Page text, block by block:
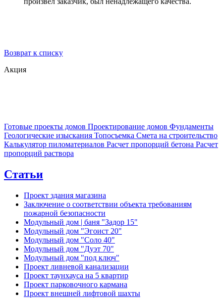
Возврат к списку
Акция
Готовые проекты домов Проектирование домов Фундаменты
Геологические изыскания Топосъемка Смета на строительство
Калькулятор пиломатериалов Расчет пропорций бетона Расчет
пропорций раствора
Статьи
Проект здания магазина
Заключение о соответствии объекта требованиям
пожарной безопасности
Модульный дом | баня "Задор 15"
Модульный дом "Эгоист 20"
Модульный дом "Соло 40"
Модульный дом "Дуэт 70"
Модульный дом "под ключ"
Проект ливневой канализации
Проект таунхауса на 5 квартир
Проект парковочного кармана
Проект внешней лифтовой шахты